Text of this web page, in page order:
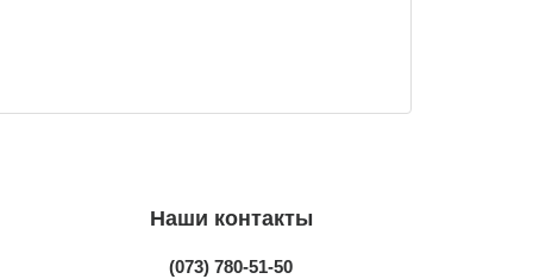
Наши контакты
(073) 780-51-50